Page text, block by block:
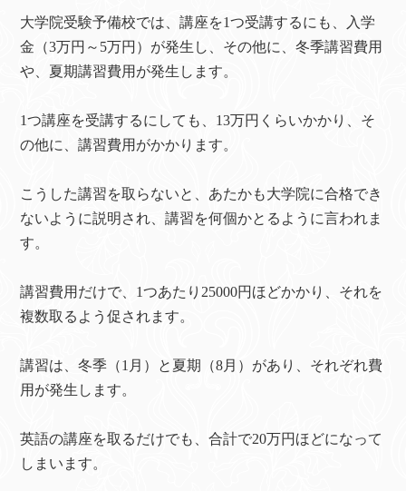
大学院受験予備校では、講座を1つ受講するにも、入学
金（3万円～5万円）が発生し、その他に、冬季講習費用
や、夏期講習費用が発生します。
1つ講座を受講するにしても、13万円くらいかかり、そ
の他に、講習費用がかかります。
こうした講習を取らないと、あたかも大学院に合格でき
ないように説明され、講習を何個かとるように言われま
す。
講習費用だけで、1つあたり25000円ほどかかり、それを
複数取るよう促されます。
講習は、冬季（1月）と夏期（8月）があり、それぞれ費
用が発生します。
英語の講座を取るだけでも、合計で20万円ほどになって
しまいます。